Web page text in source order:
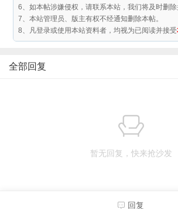
6、如本帖涉嫌侵权，请联系本站，我们将及时删除
7、本站管理员、版主有权不经通知删除本帖。
8、凡登录或使用本站资料者，均视为已阅读并接受
全部回复
暂无回复，快来抢沙发
回复